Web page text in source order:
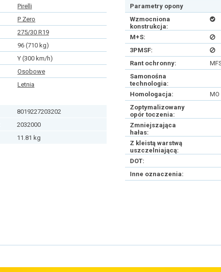
Pirelli
P Zero
275/30 R19
96 (710 kg)
Y (300 km/h)
Osobowe
Letnia
8019227203202
2032000
11.81 kg
Parametry opony
Wzmocniona
konstrukcja:
M+S:
3PMSF:
Rant ochronny:
Samonośna
technologia:
Homologacja:
MO
Zoptymalizowany
opór toczenia:
Zmniejszająca
hałas:
Z kleistą warstwą
uszczelniającą:
DOT:
Inne oznaczenia: